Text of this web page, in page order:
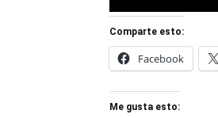
Comparte esto:
Facebook
Me gusta esto: